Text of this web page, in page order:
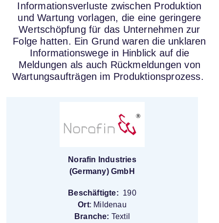
Informationsverluste zwischen Produktion
und Wartung vorlagen, die eine geringere
Wertschöpfung für das Unternehmen zur
Folge hatten. Ein Grund waren die unklaren
Informationswege in Hinblick auf die
Meldungen als auch Rückmeldungen von
Wartungsaufträgen im Produktionsprozess.
Norafin Industries
(Germany) GmbH
Beschäftigte: 190
Ort: Mildenau
Branche: Textil